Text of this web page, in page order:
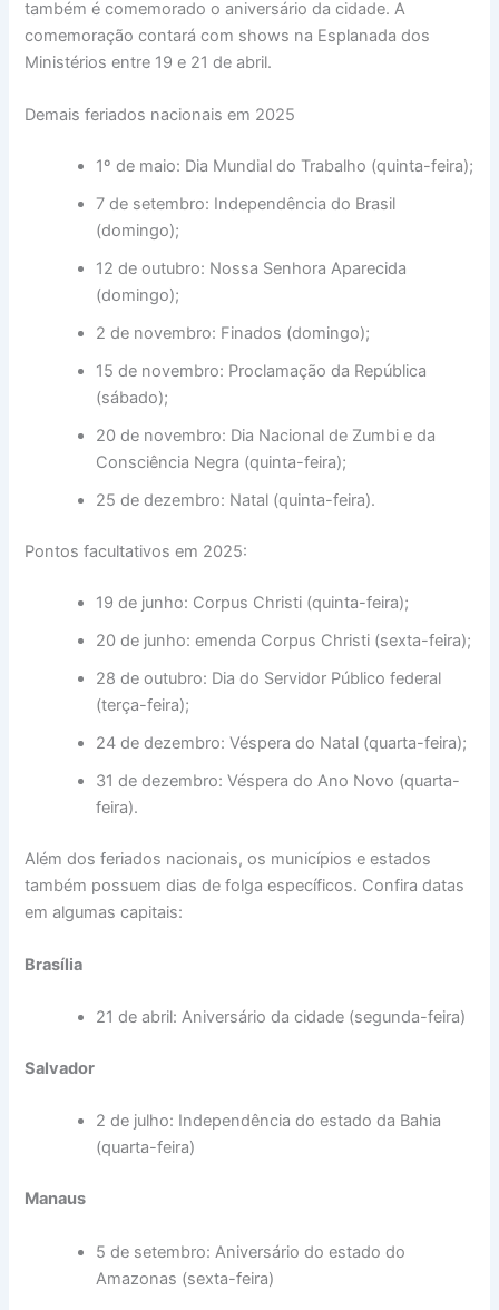
também é comemorado o aniversário da cidade. A
comemoração contará com shows na Esplanada dos
Ministérios entre 19 e 21 de abril.
Demais feriados nacionais em 2025
1º de maio: Dia Mundial do Trabalho (quinta-feira);
7 de setembro: Independência do Brasil
(domingo);
12 de outubro: Nossa Senhora Aparecida
(domingo);
2 de novembro: Finados (domingo);
15 de novembro: Proclamação da República
(sábado);
20 de novembro: Dia Nacional de Zumbi e da
Consciência Negra (quinta-feira);
25 de dezembro: Natal (quinta-feira).
Pontos facultativos em 2025:
19 de junho: Corpus Christi (quinta-feira);
20 de junho: emenda Corpus Christi (sexta-feira);
28 de outubro: Dia do Servidor Público federal
(terça-feira);
24 de dezembro: Véspera do Natal (quarta-feira);
31 de dezembro: Véspera do Ano Novo (quarta-
feira).
Além dos feriados nacionais, os municípios e estados
também possuem dias de folga específicos. Confira datas
em algumas capitais:
Brasília
21 de abril: Aniversário da cidade (segunda-feira)
Salvador
2 de julho: Independência do estado da Bahia
(quarta-feira)
Manaus
5 de setembro: Aniversário do estado do
Amazonas (sexta-feira)